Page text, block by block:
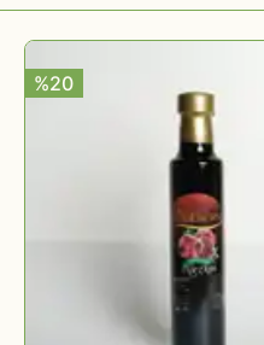
%20